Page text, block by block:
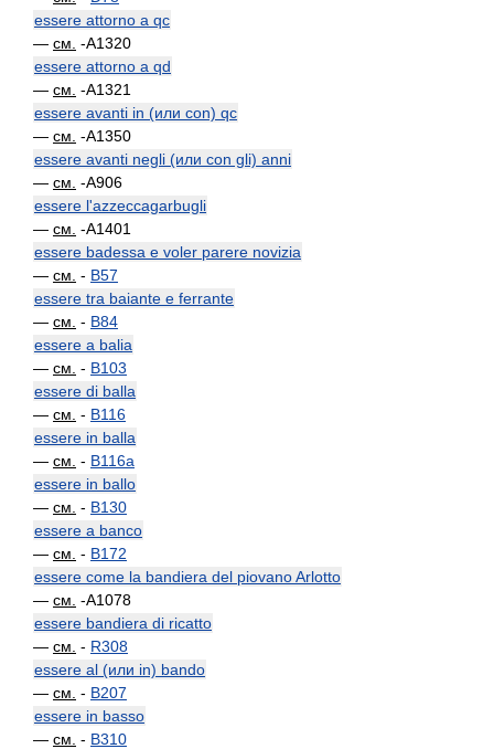
essere attorno a qc
— см. -A1320
essere attorno a qd
— см. -A1321
essere avanti in (или con) qc
— см. -A1350
essere avanti negli (или con gli) anni
— см. -A906
essere l'azzeccagarbugli
— см. -A1401
essere badessa e voler parere novizia
— см. - B57
essere tra baiante e ferrante
— см. - B84
essere a balia
— см. - B103
essere di balla
— см. - B116
essere in balla
— см. - B116a
essere in ballo
— см. - B130
essere a banco
— см. - B172
essere come la bandiera del piovano Arlotto
— см. -A1078
essere bandiera di ricatto
— см. - R308
essere al (или in) bando
— см. - B207
essere in basso
— см. - B310